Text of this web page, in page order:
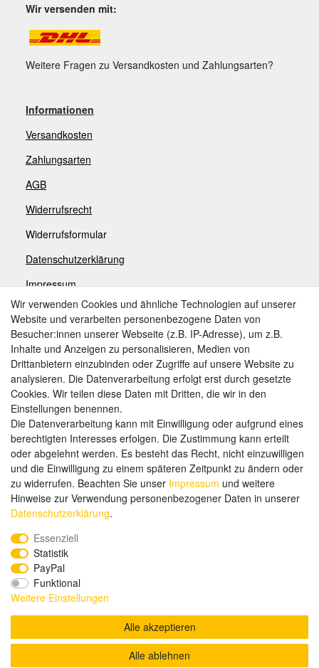
Wir versenden mit:
Weitere Fragen zu Versandkosten und Zahlungsarten?
Informationen
Versandkosten
Zahlungsarten
AGB
Widerrufsrecht
Widerrufsformular
Datenschutzerklärung
Impressum
Zahlungsarten
Weitere Zahlungsarten:
Kauf auf Rechnung
Vorkasse
Hier sind wir
© Copyright 2020 send-it-2-me.de. Alle Rechte vorbehalten.
Wir verwenden Cookies und ähnliche Technologien auf unserer
Website und verarbeiten personenbezogene Daten von
Besucher:innen unserer Webseite (z.B. IP-Adresse), um z.B.
Inhalte und Anzeigen zu personalisieren, Medien von
Drittanbietern einzubinden oder Zugriffe auf unsere Website zu
analysieren. Die Datenverarbeitung erfolgt erst durch gesetzte
Cookies. Wir teilen diese Daten mit Dritten, die wir in den
Einstellungen benennen.
Die Datenverarbeitung kann mit Einwilligung oder aufgrund eines
berechtigten Interesses erfolgen. Die Zustimmung kann erteilt
oder abgelehnt werden. Es besteht das Recht, nicht einzuwilligen
und die Einwilligung zu einem späteren Zeitpunkt zu ändern oder
zu widerrufen. Beachten Sie unser Impressum und weitere
Hinweise zur Verwendung personenbezogener Daten in unserer
Daten­schutz­erklärung.
Essenziell
Statistik
PayPal
Funktional
Weitere Einstellungen
Alle akzeptieren
Alle ablehnen